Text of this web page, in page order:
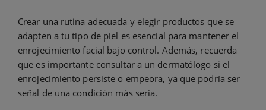
Crear una rutina adecuada y elegir productos que se
adapten a tu tipo de piel es esencial para mantener el
enrojecimiento facial bajo control. Además, recuerda
que es importante consultar a un dermatólogo si el
enrojecimiento persiste o empeora, ya que podría ser
señal de una condición más seria.